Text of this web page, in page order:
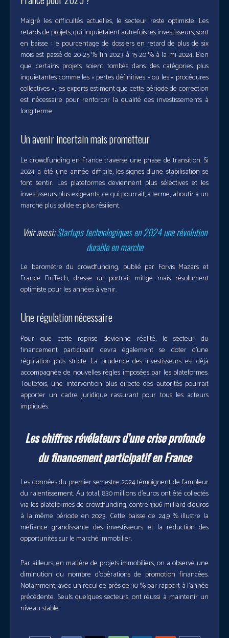
Malgré les difficultés actuelles, le secteur reste optimiste. Les
retards de projets, qui inquiétaient autrefois les investisseurs, sont
en baisse : le pourcentage de dossiers en retard de plus de six
mois est passé de 20-25 % fin 2023 à 15-20 % à la mi-2024. Bien
que certains projets soient tombés dans des catégories plus
inquiétantes comme les « pertes définitives » ou les « procédures
collectives », les experts estiment que cette période de correction
est nécessaire pour renforcer la qualité des investissements à
long terme.
Un avenir incertain mais prometteur
Le crowdfunding en France traverse une phase de transition. Si
2024 a été une année difficile, les signes d’une stabilisation se
font sentir. Les plateformes deviennent plus sélectives et les
investisseurs plus exigeants, ce qui pourrait, à terme, aboutir à un
marché plus solide et plus résilient.
Voir aussi:Startups technologiques en 2024 une révolution
durable en marche
Le baromètre du crowdfunding, publié par Forvis Mazars et
France FinTech, dresse un portrait mitigé mais résolument
optimiste pour les années à venir.
Une régulation nécessaire
Pour que cette reprise devienne réalité, le secteur du
financement participatif devra également se doter d’une
régulation plus stricte. La prudence des investisseurs est déjà
accompagnée de nouvelles règles imposées par les plateformes.
Toutefois, une intervention plus directe des autorités pourrait
apporter un cadre juridique rassurant pour tous les acteurs
impliqués.
Les chiffres révélateurs d’une crise profonde
du financement participatif en France
Les données du premier semestre 2024 témoignent de l’ampleur
du ralentissement. Au total, 830 millions d’euros ont été collectés
via les plateformes de crowdfunding, contre 1,106 milliard d’euros
à la même période en 2023. Cette baisse de 24,9 % illustre la
méfiance grandissante des investisseurs et la réduction des
opportunités sur le marché immobilier.
Par ailleurs, en matière de projets immobiliers, on a observé une
diminution du nombre d’opérations de promotion financées.
Notamment, avec un recul de près de 30 % par rapport à l’année
précédente. Seuls quelques secteurs, ont réussi à maintenir un
niveau stable.